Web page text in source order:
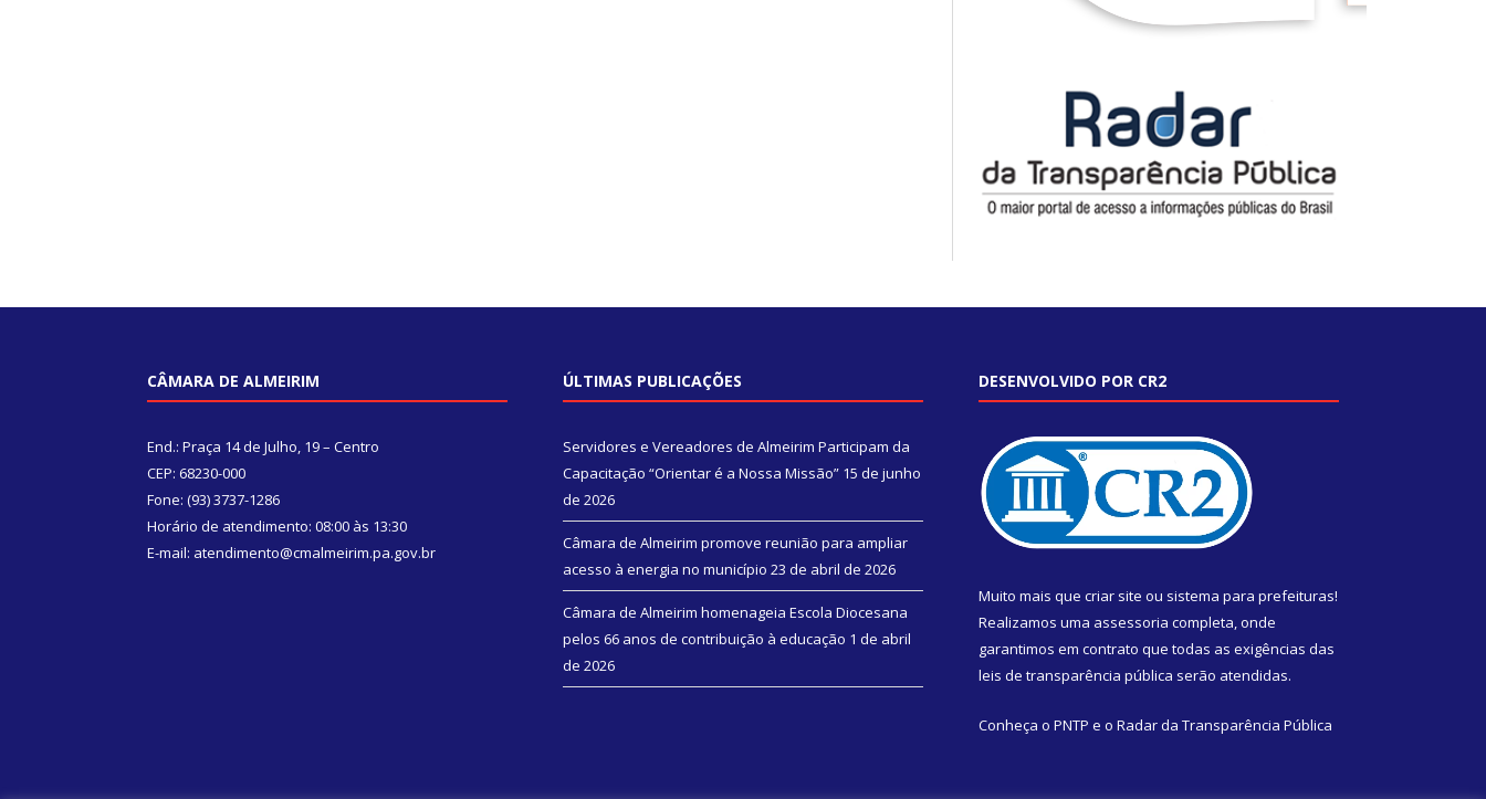
CÂMARA DE ALMEIRIM
End.: Praça 14 de Julho, 19 – Centro
CEP: 68230-000
Fone: (93) 3737-1286
Horário de atendimento: 08:00 às 13:30
E-mail: atendimento@cmalmeirim.pa.gov.br
ÚLTIMAS PUBLICAÇÕES
Servidores e Vereadores de Almeirim Participam da
Capacitação “Orientar é a Nossa Missão” 15 de junho
de 2026
Câmara de Almeirim promove reunião para ampliar
acesso à energia no município 23 de abril de 2026
Câmara de Almeirim homenageia Escola Diocesana
pelos 66 anos de contribuição à educação 1 de abril
de 2026
DESENVOLVIDO POR CR2
Muito mais que criar site ou sistema para prefeituras!
Realizamos uma assessoria completa, onde
garantimos em contrato que todas as exigências das
leis de transparência pública serão atendidas.
Conheça o PNTP e o Radar da Transparência Pública